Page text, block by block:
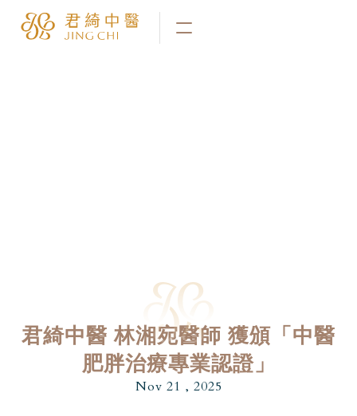
君綺中醫 林湘宛醫師 獲頒「中醫
肥胖治療專業認證」
Nov 21 , 2025